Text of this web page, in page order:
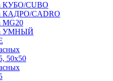
КУБО/CUBO
КАДРО/CADRO
MG20
УМНЫЙ
50x50